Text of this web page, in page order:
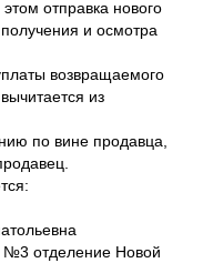
отправка нового
и осмотра
возвращаемого
из
по вине продавца,
№3 отделение Новой